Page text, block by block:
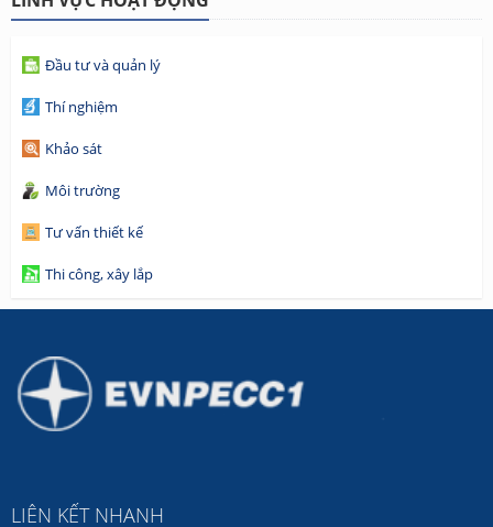
Đầu tư và quản lý
Thí nghiệm
Khảo sát
Môi trường
Tư vấn thiết kế
Thi công, xây lắp
LIÊN KẾT NHANH